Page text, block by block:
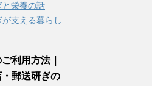
と栄養の話
支える暮らし
利用方法｜
郵送研ぎの